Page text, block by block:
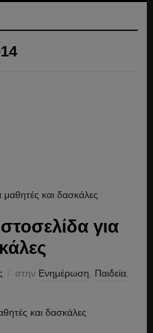
για
στην Ενημέρωση Παιδεία,
και δασκάλες